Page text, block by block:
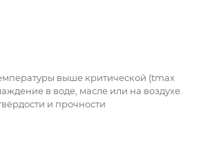
выше критической (tmax
в воде, масле или на воздухе.
и прочности